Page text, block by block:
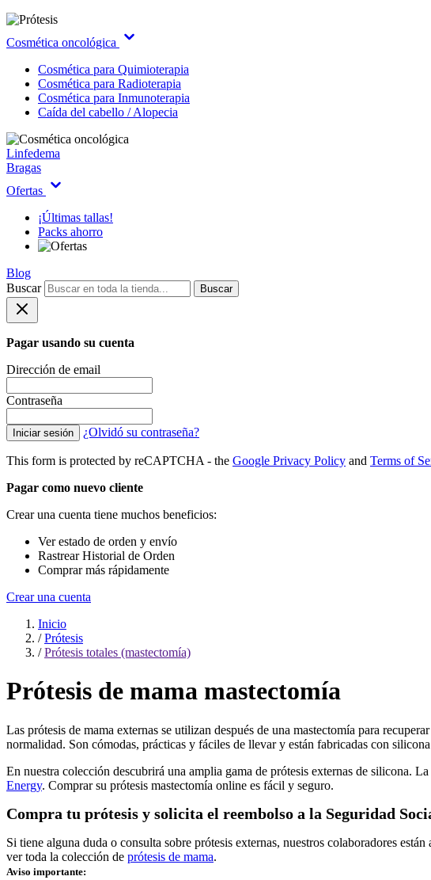
Cosmética oncológica
Cosmética para Quimioterapia
Cosmética para Radioterapia
Cosmética para Inmunoterapia
Caída del cabello / Alopecia
Linfedema
Bragas
Ofertas
¡Últimas tallas!
Packs ahorro
Blog
Buscar
Buscar
Pagar usando su cuenta
Dirección de email
Contraseña
Iniciar sesión ¿Olvidó su contraseña?
This form is protected by reCAPTCHA - the Google Privacy Policy and Terms of
Pagar como nuevo cliente
Crear una cuenta tiene muchos beneficios:
Ver estado de orden y envío
Rastrear Historial de Orden
Comprar más rápidamente
Crear una cuenta
Inicio
/ Prótesis
/ Prótesis totales (mastectomía)
Prótesis de mama mastectomía
Las prótesis de mama externas se utilizan después de una mastectomía para
normalidad. Son cómodas, prácticas y fáciles de llevar y están fabricadas con
En nuestra colección descubrirá una amplia gama de prótesis externas de silicona.
Energy. Comprar su prótesis mastectomía online es fácil y seguro.
Compra tu prótesis y solicita el reembolso a la Seguridad
Si tiene alguna duda o consulta sobre prótesis externas, nuestros colaboradores
ver toda la colección de prótesis de mama.
Aviso importante: